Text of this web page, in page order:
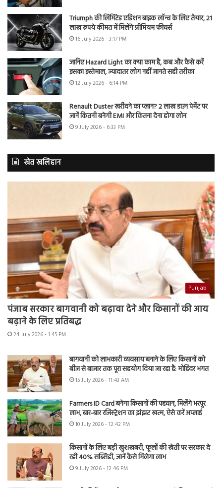
Triumph की लिमिटेड एडिशन बाइक लॉन्च के लिए तैयार, 21
लाख रुपये कीमत में मिलेंगे प्रीमियम फीचर्स
16 July 2026 - 3:17 PM
जानिए Hazard Light का क्या काम है, कब और कैसे करें
इसका इस्तेमाल, ज्यादातर लोग नहीं जानते सही तरीका
12 July 2026 - 6:14 PM
Renault Duster खरीदने का प्लान? 2 लाख डाउन पेमेंट पर
जानें कितनी बनेगी EMI और कितना देना होगा लोन
9 July 2026 - 6:33 PM
खेत खलिहान
Punjab
पंजाब सरकार बागवानी को बढ़ावा देने और किसानों की आय
बढ़ाने के लिए प्रतिबद्ध
24 July 2026 - 1:45 PM
बागवानी को लाभकारी व्यवसाय बनाने के लिए किसानों को
बीज से बाजार तक पूरा सहयोग दिया जा रहा है: मोहिंदर भगत
15 July 2026 - 11:43 AM
Farmers ID Card बनेगा किसानों की पहचान, मिलेंगे भरपूर
लाभ, बार-बार रजिस्ट्रेशन का झंझट खत्म, ऐसे करें अप्लाई
10 July 2026 - 12:42 PM
किसानों के लिए बड़ी खुशखबरी, फूलों की खेती पर सरकार दे
रही 40% सब्सिडी, जानें कैसे मिलेगा लाभ
9 July 2026 - 12:46 PM